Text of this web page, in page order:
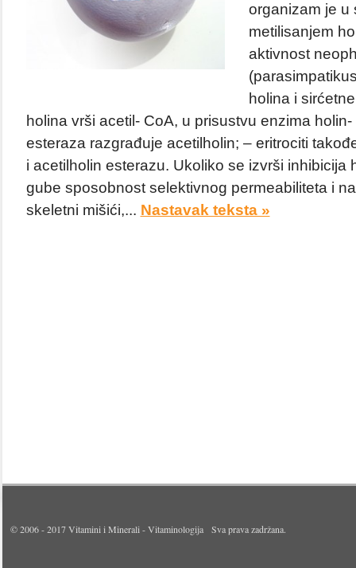
organizam je u
metilisanjem
aktivnost
holina i
holina vrši acetil- CoA, u prisustvu enzima
esteraza razgrađuje acetilholin; – eritrociti
i acetilholin esterazu. Ukoliko se izvrši inhibicija
gube sposobnost selektivnog permeabiliteta i
skeletni mišići,... Nastavak teksta »
© 2006 - 2017Vitamini i Minerali - Vitaminologija Sva prava zadržana.